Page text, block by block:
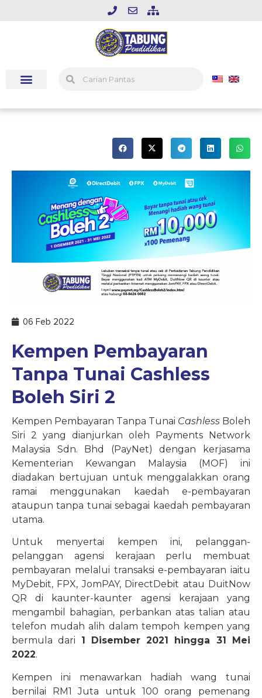
06 Feb 2022
Kempen Pembayaran
Tanpa Tunai Cashless
Boleh Siri 2
Kempen Pembayaran Tanpa Tunai Cashless Boleh
Siri 2 yang dianjurkan oleh Payments Network
Malaysia Sdn. Bhd (PayNet) dengan kerjasama
Kementerian Kewangan Malaysia (MOF) ini
diadakan bertujuan untuk menggalakkan orang
ramai menggunakan kaedah e-pembayaran
ataupun tanpa tunai sebagai kaedah pembayaran
utama.
Untuk menyertai kempen ini, pelanggan-
pelanggan agensi kerajaan perlu membuat
pembayaran melalui transaksi e-pembayaran iaitu
MyDebit, FPX, JomPAY, DirectDebit atau DuitNow
QR di kaunter-kaunter agensi kerajaan yang
mengambil bahagian, perbankan atas talian atau
telefon mudah alih dalam tempoh kempen yang
bermula dari 1 Disember 2021 hingga 31 Mei
2022.
Kempen ini menawarkan hadiah wang tunai
bernilai RM1 Juta untuk 100 orang pemenang